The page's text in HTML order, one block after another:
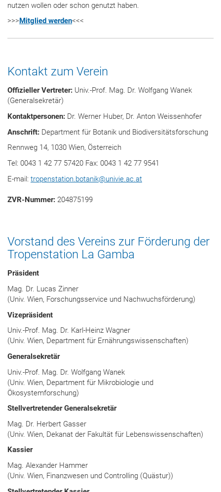
nutzen wollen oder schon genutzt haben.
>>>Mitglied werden<<<
Kontakt zum Verein
Offizieller Vertreter: Univ.-Prof. Mag. Dr. Wolfgang Wanek
(Generalsekretär)
Kontaktpersonen: Dr. Werner Huber, Dr. Anton Weissenhofer
Anschrift: Department für Botanik und Biodiversitätsforschung
Rennweg 14, 1030 Wien, Österreich
Tel: 0043 1 42 77 57420 Fax: 0043 1 42 77 9541
E-mail: tropenstation.botanik@univie.ac.at
ZVR-Nummer: 204875199
Vorstand des Vereins zur Förderung der
Tropenstation La Gamba
Präsident
Mag. Dr. Lucas Zinner
(Univ. Wien, Forschungsservice und Nachwuchsförderung)
Vizepräsident
Univ.-Prof. Mag. Dr. Karl-Heinz Wagner
(Univ. Wien, Department für Ernährungswissenschaften)
Generalsekretär
Univ.-Prof. Mag. Dr. Wolfgang Wanek
(Univ. Wien, Department für Mikrobiologie und
Ökosystemforschung)
Stellvertretender Generalsekretär
Mag. Dr. Herbert Gasser
(Univ. Wien, Dekanat der Fakultät für Lebenswissenschaften)
Kassier
Mag. Alexander Hammer
(Univ. Wien, Finanzwesen und Controlling (Quästur))